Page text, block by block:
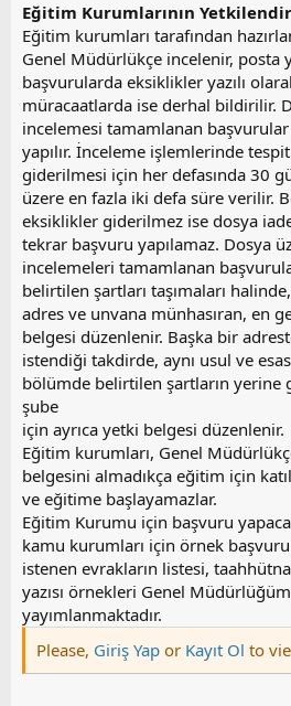
Eğitim Kurumlarının
Eğitim kurumları tarafından
Genel Müdürlükçe incelenir, posta
başvurularda eksiklikler yazılı
müracaatlarda ise derhal bildirilir.
incelemesi tamamlanan
yapılır. İnceleme işlemlerinde
giderilmesi için her defasında 30
üzere en fazla iki defa süre verilir.
eksiklikler giderilmez ise dosya
tekrar başvuru yapılamaz. Dosya
incelemeleri tamamlanan
belirtilen şartları taşımaları
adres ve unvana münhasıran, en
belgesi düzenlenir. Başka bir
istendiği takdirde, aynı usul ve
bölümde belirtilen şartların yerine
şube
için ayrıca yetki belgesi düzenlenir.
Eğitim kurumları, Genel
belgesini almadıkça eğitim için
ve eğitime başlayamazlar.
Eğitim Kurumu için başvuru
kamu kurumları için örnek
istenen evrakların listesi,
yazısı örnekleri Genel
yayımlanmaktadır.
Please, Giriş Yap or Kayıt Ol to